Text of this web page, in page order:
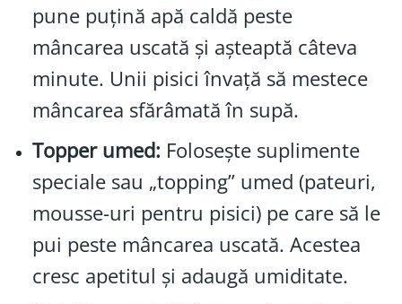
pune puțină apă caldă peste
mâncarea uscată și așteaptă câteva
minute. Unii pisici învață să mestece
mâncarea sfărâmată în supă.
Topper umed: Folosește suplimente
speciale sau „topping” umed (pateuri,
mousse-uri pentru pisici) pe care să le
pui peste mâncarea uscată. Acestea
cresc apetitul și adaugă umiditate.